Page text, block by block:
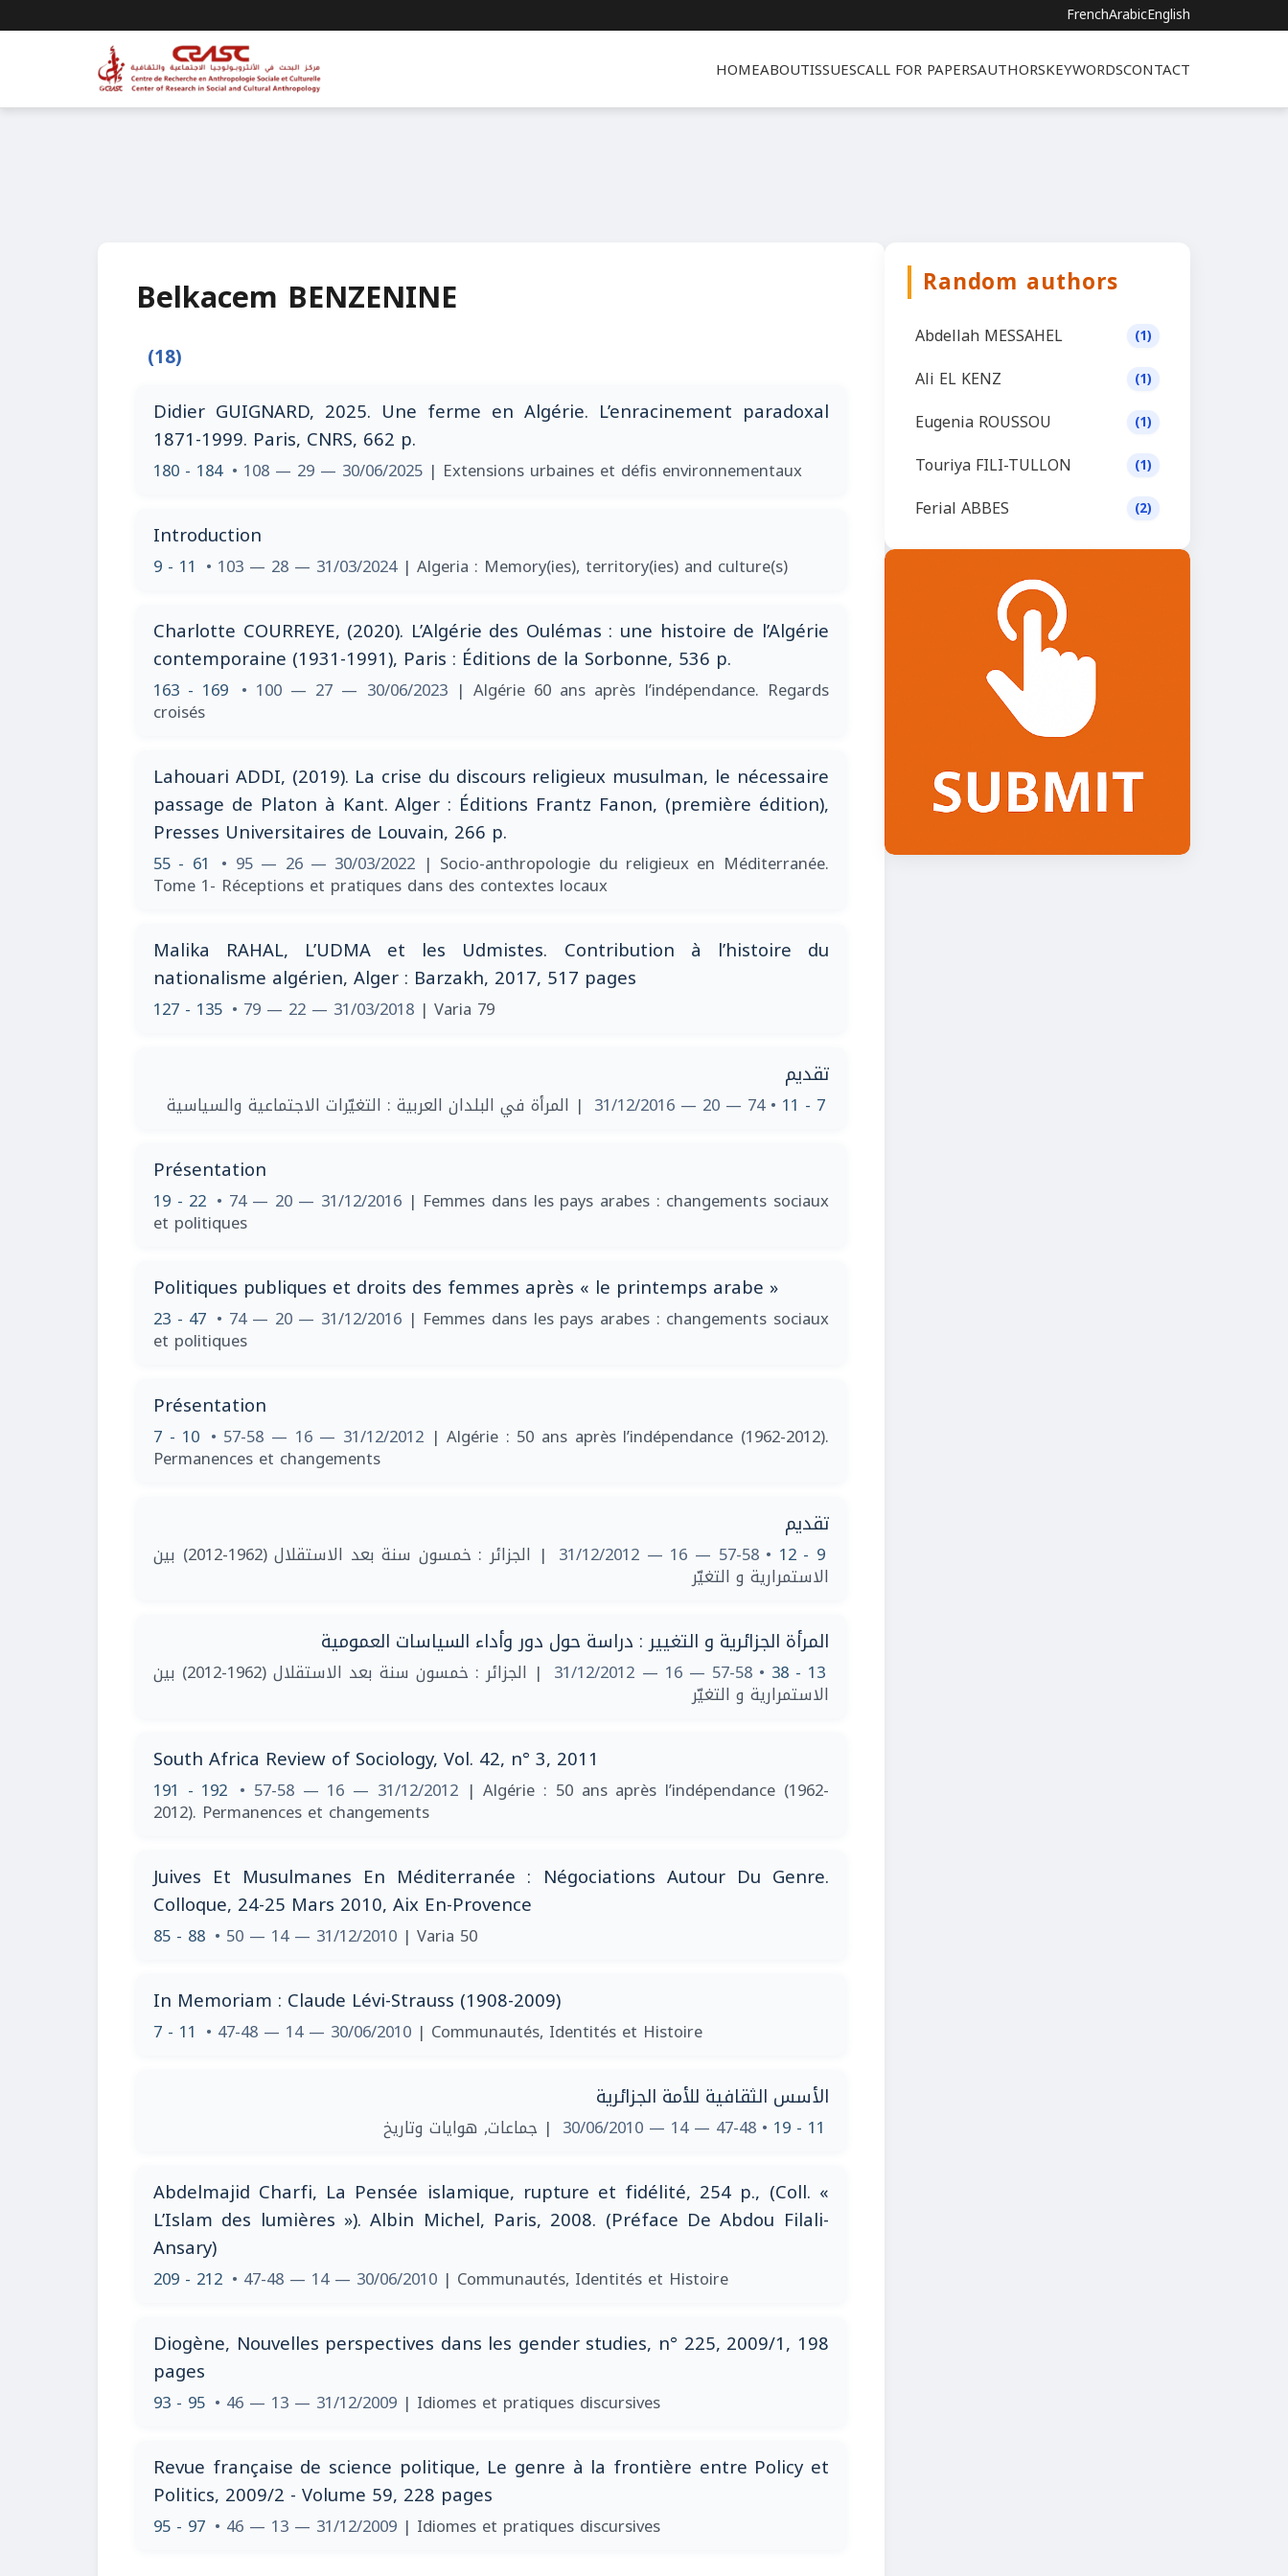
FrenchArabicEnglish
HOMEABOUTISSUESCALL FOR PAPERSAUTHORSKEYWORDSCONTACT
Belkacem BENZENINE
(18)
Didier GUIGNARD, 2025. Une ferme en Algérie. L’enracinement paradoxal
1871-1999. Paris, CNRS, 662 p.
180 - 184 • 108 — 29 — 30/06/2025 | Extensions urbaines et défis environnementaux
Introduction
9 - 11 • 103 — 28 — 31/03/2024 | Algeria : Memory(ies), territory(ies) and culture(s)
Charlotte COURREYE, (2020). L’Algérie des Oulémas : une histoire de l’Algérie
contemporaine (1931-1991), Paris : Éditions de la Sorbonne, 536 p.
163 - 169 • 100 — 27 — 30/06/2023 | Algérie 60 ans après l’indépendance. Regards
croisés
Lahouari ADDI, (2019). La crise du discours religieux musulman, le nécessaire
passage de Platon à Kant. Alger : Éditions Frantz Fanon, (première édition),
Presses Universitaires de Louvain, 266 p.
55 - 61 • 95 — 26 — 30/03/2022 | Socio-anthropologie du religieux en Méditerranée.
Tome 1- Réceptions et pratiques dans des contextes locaux
Malika RAHAL, L’UDMA et les Udmistes. Contribution à l’histoire du
nationalisme algérien, Alger : Barzakh, 2017, 517 pages
127 - 135 • 79 — 22 — 31/03/2018 | Varia 79
تقديم
7 - 11
• 74 — 20 — 31/12/2016 | المرأة في البلدان العربية : التغيّرات الاجتماعية والسياسية
Présentation
19 - 22 • 74 — 20 — 31/12/2016 | Femmes dans les pays arabes : changements sociaux
et politiques
Politiques publiques et droits des femmes après « le printemps arabe »
23 - 47 • 74 — 20 — 31/12/2016 | Femmes dans les pays arabes : changements sociaux
et politiques
Présentation
7 - 10 • 57-58 — 16 — 31/12/2012 | Algérie : 50 ans après l’indépendance (1962-2012).
Permanences et changements
تقديم
9 - 12
• 57-58 — 16 — 31/12/2012 | الجزائر : خمسون سنة بعد الاستقلال (1962-2012) بين
الاستمرارية و التغيّر
المرأة الجزائرية و التغيير : دراسة حول دور وأداء السياسات العمومية
13 - 38
• 57-58 — 16 — 31/12/2012 | الجزائر : خمسون سنة بعد الاستقلال (1962-2012) بين
الاستمرارية و التغيّر
South Africa Review of Sociology, Vol. 42, n° 3, 2011
191 - 192 • 57-58 — 16 — 31/12/2012 | Algérie : 50 ans après l’indépendance (1962-
2012). Permanences et changements
Juives Et Musulmanes En Méditerranée : Négociations Autour Du Genre.
Colloque, 24-25 Mars 2010, Aix En-Provence
85 - 88 • 50 — 14 — 31/12/2010 | Varia 50
In Memoriam : Claude Lévi-Strauss (1908-2009)
7 - 11 • 47-48 — 14 — 30/06/2010 | Communautés, Identités et Histoire
الأسس الثقافية للأمة الجزائرية
11 - 19
• 47-48 — 14 — 30/06/2010 | جماعات, هوايات وتاريخ
Abdelmajid Charfi, La Pensée islamique, rupture et fidélité, 254 p., (Coll. «
L’Islam des lumières »). Albin Michel, Paris, 2008. (Préface De Abdou Filali-
Ansary)
209 - 212 • 47-48 — 14 — 30/06/2010 | Communautés, Identités et Histoire
Diogène, Nouvelles perspectives dans les gender studies, n° 225, 2009/1, 198
pages
93 - 95 • 46 — 13 — 31/12/2009 | Idiomes et pratiques discursives
Revue française de science politique, Le genre à la frontière entre Policy et
Politics, 2009/2 - Volume 59, 228 pages
95 - 97 • 46 — 13 — 31/12/2009 | Idiomes et pratiques discursives
Random authors
Abdellah MESSAHEL (1)
Ali EL KENZ (1)
Eugenia ROUSSOU (1)
Touriya FILI-TULLON (1)
Ferial ABBES (2)